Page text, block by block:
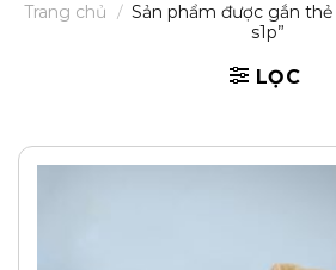
Trang chủ / Sản phẩm được gắn
s1p”
LỌC